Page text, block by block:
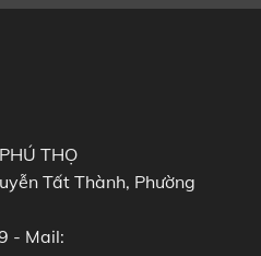
THỌ
Tất Thành, Phường
- Mail: